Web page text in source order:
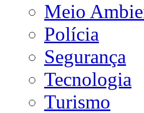
Meio
Polícia
Segurança
Tecnologia
Turismo